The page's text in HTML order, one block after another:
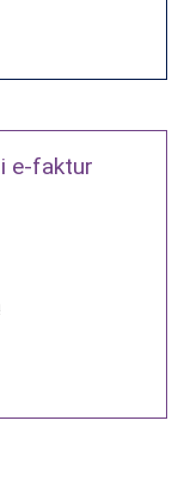
e-faktur